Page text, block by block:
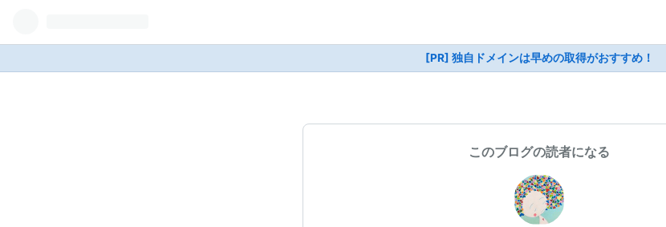
[PR] 独自ドメインは早めの取得がおすすめ！
このブログの読者になる